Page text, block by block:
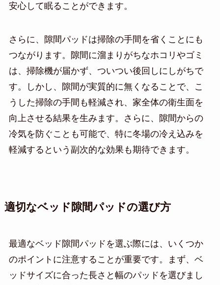
安心して眠ることができます。
さらに、隙間パッドは掃除の手間を省くことにも
つながります。隙間に溜まりがちなホコリやゴミ
は、掃除機が届かず、ついつい後回しにしがちで
す。しかし、隙間が実質的に無くなることで、こ
うした掃除の手間も軽減され、家全体の衛生面を
向上させる結果を生みます。さらに、隙間からの
冷気を防ぐことも可能で、特に冬場の冷え込みを
軽減するという副次的な効果も期待できます。
適切なベッド隙間パッドの選び方
最適なベッド隙間パッドを選ぶ際には、いくつか
のポイントに注意することが重要です。まず、ベ
ッドサイズに合った長さと幅のパッドを選びまし